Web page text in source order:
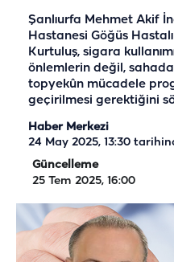
Şanlıurfa Mehmet Akif
Hastanesi Göğüs
Kurtuluş, sigara
önlemlerin değil,
topyekûn mücadele
geçirilmesi gerektiğini
Haber Merkezi
24 May 2025, 13:30
Güncelleme
25 Tem 2025, 16:00